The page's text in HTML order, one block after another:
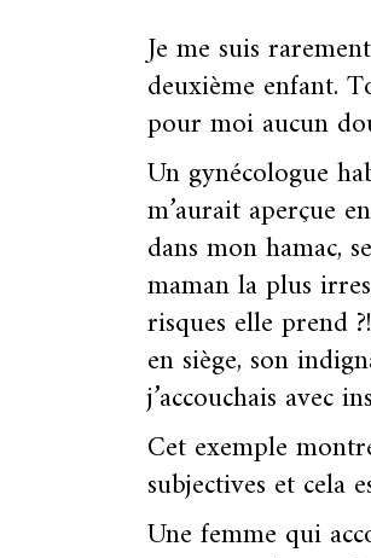
Je me suis
deuxième enfant.
pour moi aucun
Un gynécologue
m’aurait aperçue
dans mon hamac,
maman la plus
risques elle prend
en siège, son
j’accouchais avec
Cet exemple
subjectives et cela
Une femme qui